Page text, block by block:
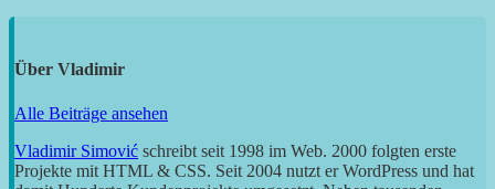
Über Vladimir
Alle Beiträge ansehen
Vladimir Simović schreibt seit 1998 im Web. 2000 folgten erste
Projekte mit HTML & CSS. Seit 2004 nutzt er WordPress und hat